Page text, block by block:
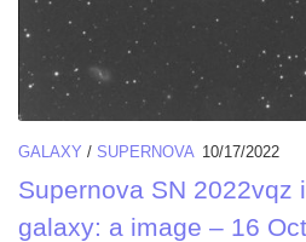
GALAXY / SUPERNOVA 10/17/2022
Supernova SN 2022vqz
galaxy: a image – 16